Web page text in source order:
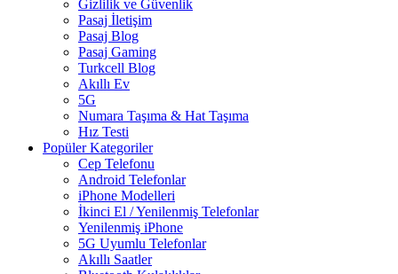
Gizlilik ve Güvenlik
Pasaj İletişim
Pasaj Blog
Pasaj Gaming
Turkcell Blog
Akıllı Ev
5G
Numara Taşıma & Hat Taşıma
Hız Testi
Popüler Kategoriler
Cep Telefonu
Android Telefonlar
iPhone Modelleri
İkinci El / Yenilenmiş Telefonlar
Yenilenmiş iPhone
5G Uyumlu Telefonlar
Akıllı Saatler